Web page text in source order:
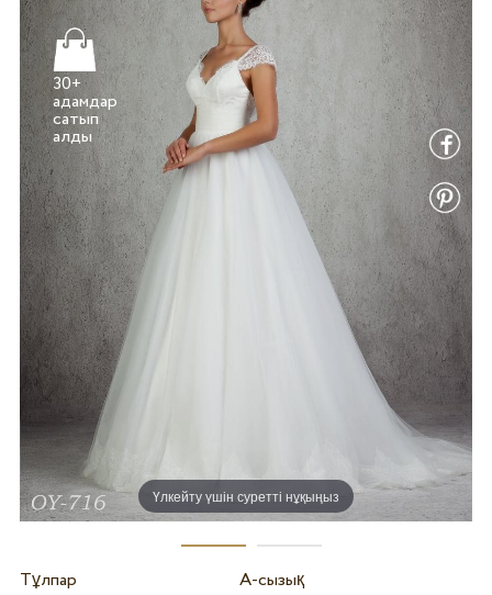
Үлкейту үшін суретті нұқыңыз
30+
адамдар
сатып
Тұлпар
А-сызық